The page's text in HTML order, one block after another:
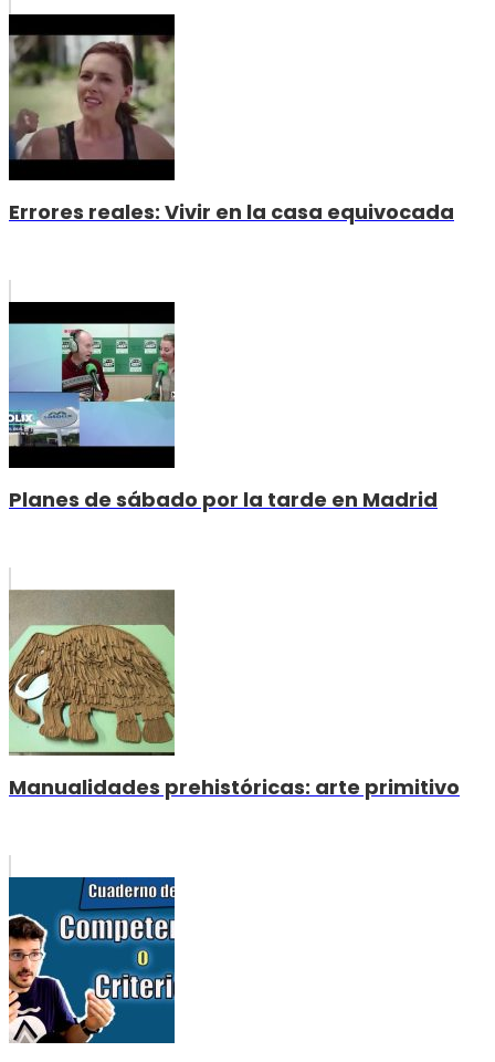
Errores reales: Vivir en la casa equivocada
Planes de sábado por la tarde en Madrid
Manualidades prehistóricas: arte primitivo